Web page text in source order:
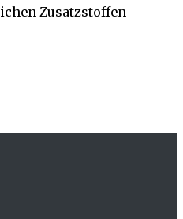
Zusatzstoffen